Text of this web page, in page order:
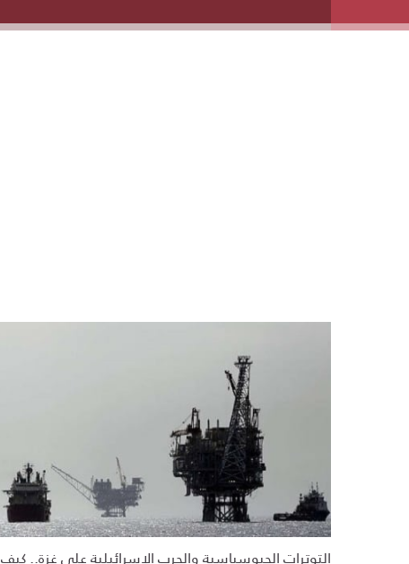
التوترات الجيوسياسية والحرب الإسرائيلية على غزة.. كيف